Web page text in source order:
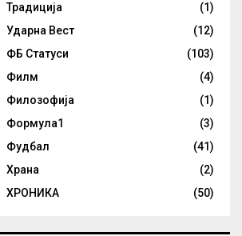
Традиција
(1)
Ударна Вест
(12)
ФБ Статуси
(103)
Филм
(4)
Филозофија
(1)
Формула1
(3)
Фудбал
(41)
Храна
(2)
ХРОНИКА
(50)